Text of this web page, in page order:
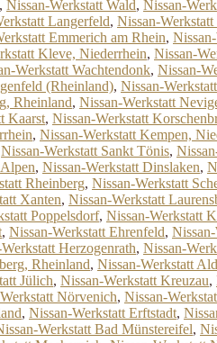
, Nissan-Werkstatt Wald, Nissan-
Langerfeld, Nissan-
Emmerich am Rhein,
Kleve, Niederrhein, Nissan-
Werkstatt Wachtendonk, Nissan-
(Rheinland), Nissan-
Rheinland, Nissan-Werkstatt
Kaarst, Nissan-Werkstatt
, Nissan-Werkstatt Kempen,
Nissan-Werkstatt Sankt Tönis,
, Nissan-Werkstatt Dinslaken,
Rheinberg, Nissan-Werkstatt
Xanten, Nissan-Werkstatt
Poppelsdorf, Nissan-Werkstatt
, Nissan-Werkstatt Ehrenfeld,
Herzogenrath, Nissan-
Rheinland, Nissan-Werkstatt
Jülich, Nissan-Werkstatt Kreuzau,
Nörvenich, Nissan-
, Nissan-Werkstatt Erftstadt,
Werkstatt Bad Münstereifel,